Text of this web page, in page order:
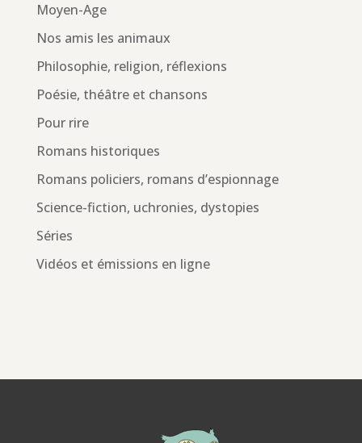
Moyen-Age
Nos amis les animaux
Philosophie, religion, réflexions
Poésie, théâtre et chansons
Pour rire
Romans historiques
Romans policiers, romans d’espionnage
Science-fiction, uchronies, dystopies
Séries
Vidéos et émissions en ligne